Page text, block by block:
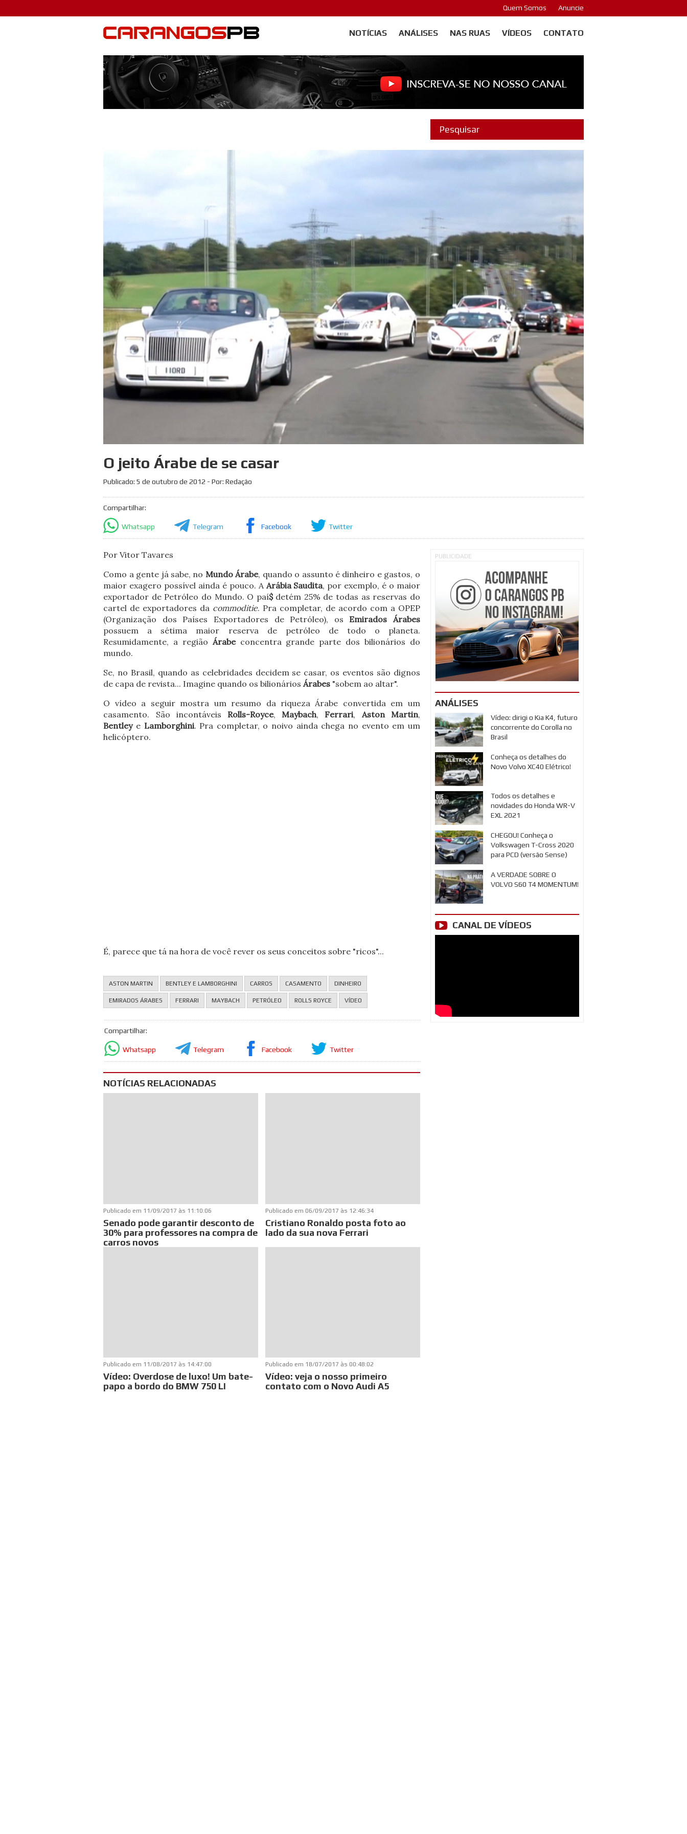
Quem Somos Anuncie
NOTÍCIAS ANÁLISES NAS RUAS VÍDEOS CONTATO
O jeito Árabe de se casar
Publicado:5 de outubro de 2012 - Por: Redação
Compartilhar:
Whatsapp Telegram Facebook Twitter
Por Vitor Tavares
Como a gente já sabe, no Mundo Árabe, quando o assunto é dinheiro e gastos, o
maior exagero possível ainda é pouco. A Arábia Saudita, por exemplo, é o maior
exportador de Petróleo do Mundo. O paí$detém 25% de todas as reservas do
cartel de exportadores da commoditie. Pra completar, de acordo com a OPEP
(Organização dos Países Exportadores de Petróleo), os Emirados Árabes
possuem a sétima maior reserva de petróleo de todo o planeta.
Resumidamente, a região Árabeconcentra grande parte dos bilionários do
mundo.
Se, no Brasil, quando as celebridades decidem se casar, os eventos são dignos
de capa de revista... Imagine quando os bilionáriosÁrabes "sobem ao altar".
O vídeo a seguir mostra um resumo da riqueza Árabe convertida em um
casamento. São incontáveis Rolls-Royce,Maybach, Ferrari, Aston Martin,
Bentleye Lamborghini. Pra completar, o noivo ainda chega no evento em um
helicóptero.
É, parece que tá na hora de você rever os seus conceitos sobre "ricos"...
ASTON MARTIN BENTLEY E LAMBORGHINI CARROS CASAMENTO DINHEIRO
EMIRADOS ÁRABES FERRARI MAYBACH PETRÓLEO ROLLS ROYCE VÍDEO
Compartilhar:
Whatsapp Telegram Facebook Twitter
NOTÍCIAS RELACIONADAS
Publicado em 11/09/2017 às 11:10:06
Senado pode garantir desconto de
30% para professores na compra de
carros novos
Publicado em 06/09/2017 às 12:46:34
Cristiano Ronaldo posta foto ao
lado da sua nova Ferrari
Publicado em 11/08/2017 às 14:47:00
Vídeo: Overdose de luxo! Um bate-
papo a bordo do BMW 750 LI
Publicado em 18/07/2017 às 00:48:02
Vídeo: veja o nosso primeiro
contato com o Novo Audi A5
PUBLICIDADE
ANÁLISES
Vídeo: dirigi o Kia K4, futuro
concorrente do Corolla no
Brasil
Conheça os detalhes do
Novo Volvo XC40 Elétrico!
Todos os detalhes e
novidades do Honda WR-V
EXL 2021
CHEGOU! Conheça o
Volkswagen T-Cross 2020
para PCD (versão Sense)
A VERDADE SOBRE O
VOLVO S60 T4 MOMENTUM!
CANAL DE VÍDEOS